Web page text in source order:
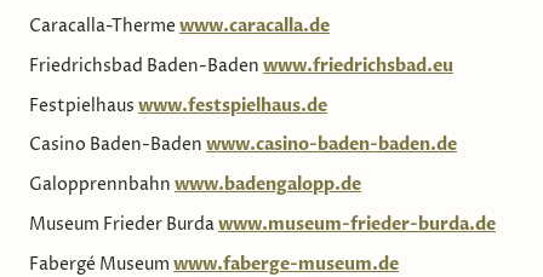
Caracalla-Therme www.caracalla.de
Friedrichsbad Baden-Baden www.friedrichsbad.eu
Festpielhaus www.festspielhaus.de
Casino Baden-Baden www.casino-baden-baden.de
Galopprennbahn www.badengalopp.de
Museum Frieder Burdawww.museum-frieder-burda.de
Fabergé Museum www.faberge-museum.de